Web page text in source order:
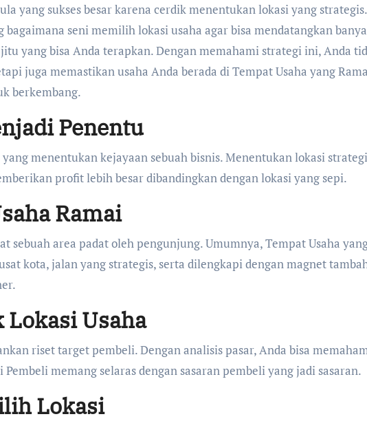
yang sukses besar karena cerdik menentukan lokasi yang strategis.
seni memilih lokasi usaha agar bisa mendatangkan
yang bisa Anda terapkan. Dengan memahami strategi ini, Anda
juga memastikan usaha Anda berada di Tempat Usaha yang
berkembang.
Penentu
menentukan kejayaan sebuah bisnis. Menentukan lokasi
profit lebih besar dibandingkan dengan lokasi yang sepi.
Ramai
sebuah area padat oleh pengunjung. Umumnya, Tempat Usaha
kota, jalan yang strategis, serta dilengkapi dengan magnet
Lokasi Usaha
riset target pembeli. Dengan analisis pasar, Anda bisa
memang selaras dengan sasaran pembeli yang jadi sasaran.
Lokasi